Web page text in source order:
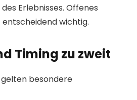
Erlebnisses. Offenes
wichtig.
Timing zu zweit
besondere